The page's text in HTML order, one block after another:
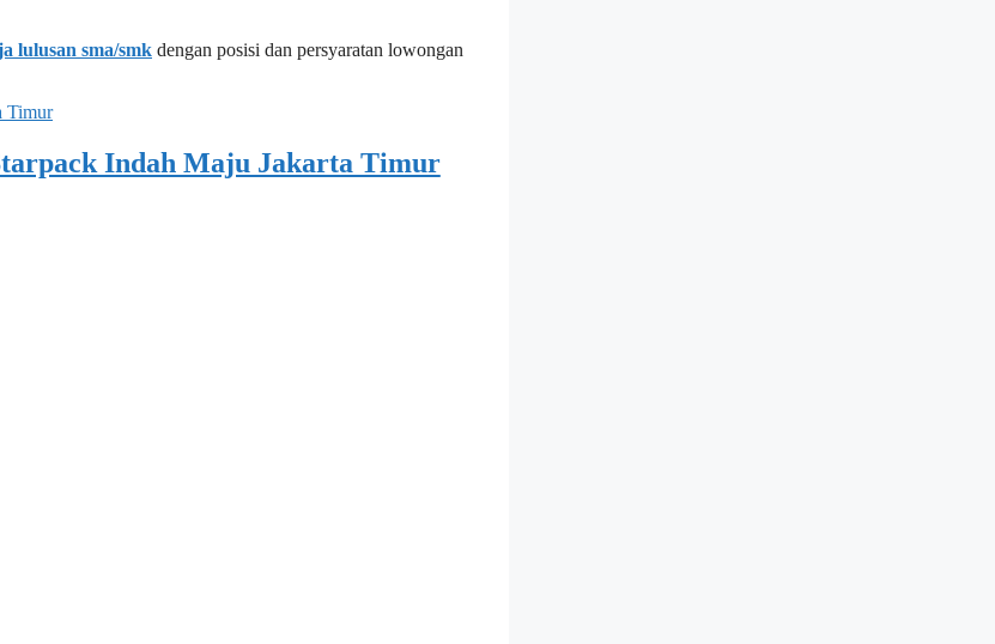
lulusan sma/smk dengan posisi dan persyaratan lowongan
Indah Maju Jakarta Timur